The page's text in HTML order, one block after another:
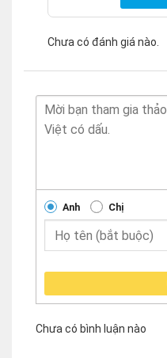
Chưa có đánh giá nào.
Anh Chị
Chưa có bình luận nào